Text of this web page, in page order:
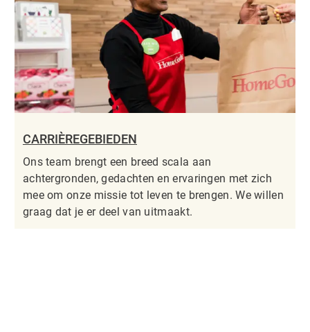
CARRIÈREGEBIEDEN
Ons team brengt een breed scala aan
achtergronden, gedachten en ervaringen met zich
mee om onze missie tot leven te brengen. We willen
graag dat je er deel van uitmaakt.